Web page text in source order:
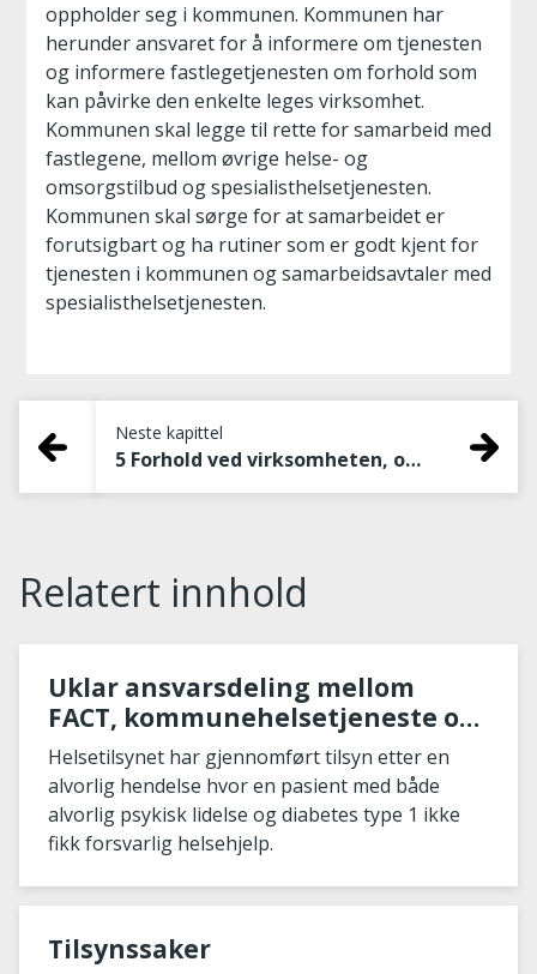
oppholder seg i kommunen. Kommunen har
herunder ansvaret for å informere om tjenesten
og informere fastlegetjenesten om forhold som
kan påvirke den enkelte leges virksomhet.
Kommunen skal legge til rette for samarbeid med
fastlegene, mellom øvrige helse- og
omsorgstilbud og spesialisthelsetjenesten.
Kommunen skal sørge for at samarbeidet er
forutsigbart og ha rutiner som er godt kjent for
tjenesten i kommunen og samarbeidsavtaler med
spesialisthelsetjenesten.
Neste kapittel
5 Forhold ved virksomheten, organisering, prosedyrer, rutiner og praksis
Relatert innhold
Uklar ansvarsdeling mellom
FACT, kommunehelsetjeneste og
spesialisthelsetjeneste går ut
over pasientsikkerheten
Helsetilsynet har gjennomført tilsyn etter en
alvorlig hendelse hvor en pasient med både
alvorlig psykisk lidelse og diabetes type 1 ikke
fikk forsvarlig helsehjelp.
Tilsynssaker